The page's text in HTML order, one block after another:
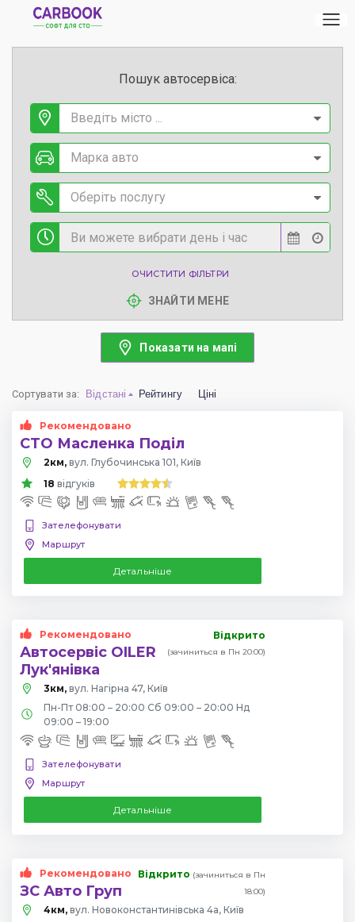
Пошук автосервіса:
Введіть місто ...
Марка авто
Оберіть послугу
ОЧИСТИТИ ФІЛЬТРИ
ЗНАЙТИ МЕНЕ
Показати на мапі
Сортувати за: Відстані Рейтингу Ціні
Рекомендовано
СТО Масленка Поділ
2км, вул. Глубочинська 101, Київ
18 відгуків
Зателефонувати
Маршрут
Детальніше
Рекомендовано
Автосервіс OILER
Лук'янівка
Відкрито
(зачиниться в Пн 20:00)
3км, вул. Нагірна 47, Київ
Пн-Пт 08:00 – 20:00 Сб 09:00 – 20:00 Нд
09:00 – 19:00
Зателефонувати
Маршрут
Детальніше
Рекомендовано
ЗС Авто Груп
Відкрито (зачиниться в Пн
18:00)
4км, вул. Новоконстантинівська 4а, Київ